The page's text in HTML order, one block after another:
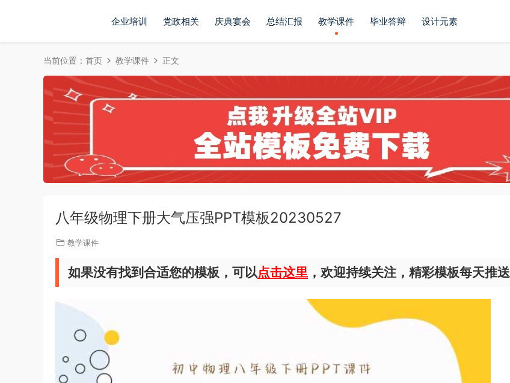
企业培训 党政相关 庆典宴会 总结汇报 教学课件 毕业答辩 设计元素
当前位置： 首页 教学课件 正文
八年级物理下册大气压强PPT模板20230527
教学课件
如果没有找到合适您的模板，可以点击这里 ，欢迎持续关注，精彩模板每天推送